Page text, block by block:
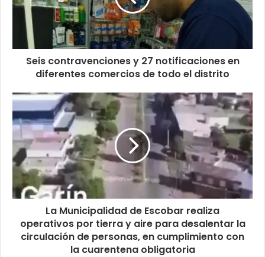
Seis contravenciones y 27 notificaciones en
diferentes comercios de todo el distrito
La Municipalidad de Escobar realiza
operativos por tierra y aire para desalentar la
circulación de personas, en cumplimiento con
la cuarentena obligatoria